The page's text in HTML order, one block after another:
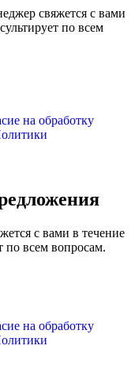
свяжется с вами
по всем
на обработку
с вами в течение
по всем вопросам.
на обработку